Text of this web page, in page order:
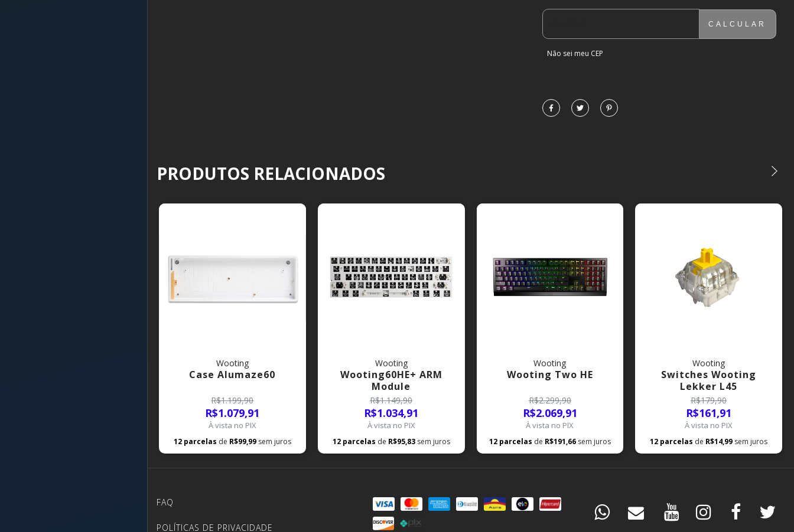
ALTERAR CEP
CALCULAR
Não sei meu CEP
PRODUTOS RELACIONADOS
Wooting
Case Alumaze60
R$1.199,90
R$1.079,91
À vista no PIX
12 parcelas de R$99,99 sem juros
Wooting
Wooting60HE+ ARM
Module
R$1.149,90
R$1.034,91
À vista no PIX
12 parcelas de R$95,83 sem juros
Wooting
Wooting Two HE
R$2.299,90
R$2.069,91
À vista no PIX
12 parcelas de R$191,66 sem juros
Wooting
Switches Wooting
Lekker L45
R$179,90
R$161,91
À vista no PIX
12 parcelas de R$14,99 sem juros
FAQ
POLÍTICAS DE PRIVACIDADE